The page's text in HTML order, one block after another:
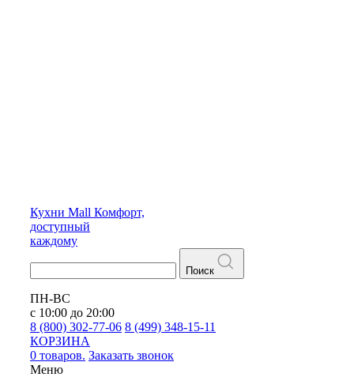
Кухни Mall Комфорт,
доступный
каждому
Поиск
ПН-ВС
с 10:00 до 20:00
8 (800) 302-77-06 8 (499) 348-15-11
КОРЗИНА
0 товаров. Заказать звонок
Меню